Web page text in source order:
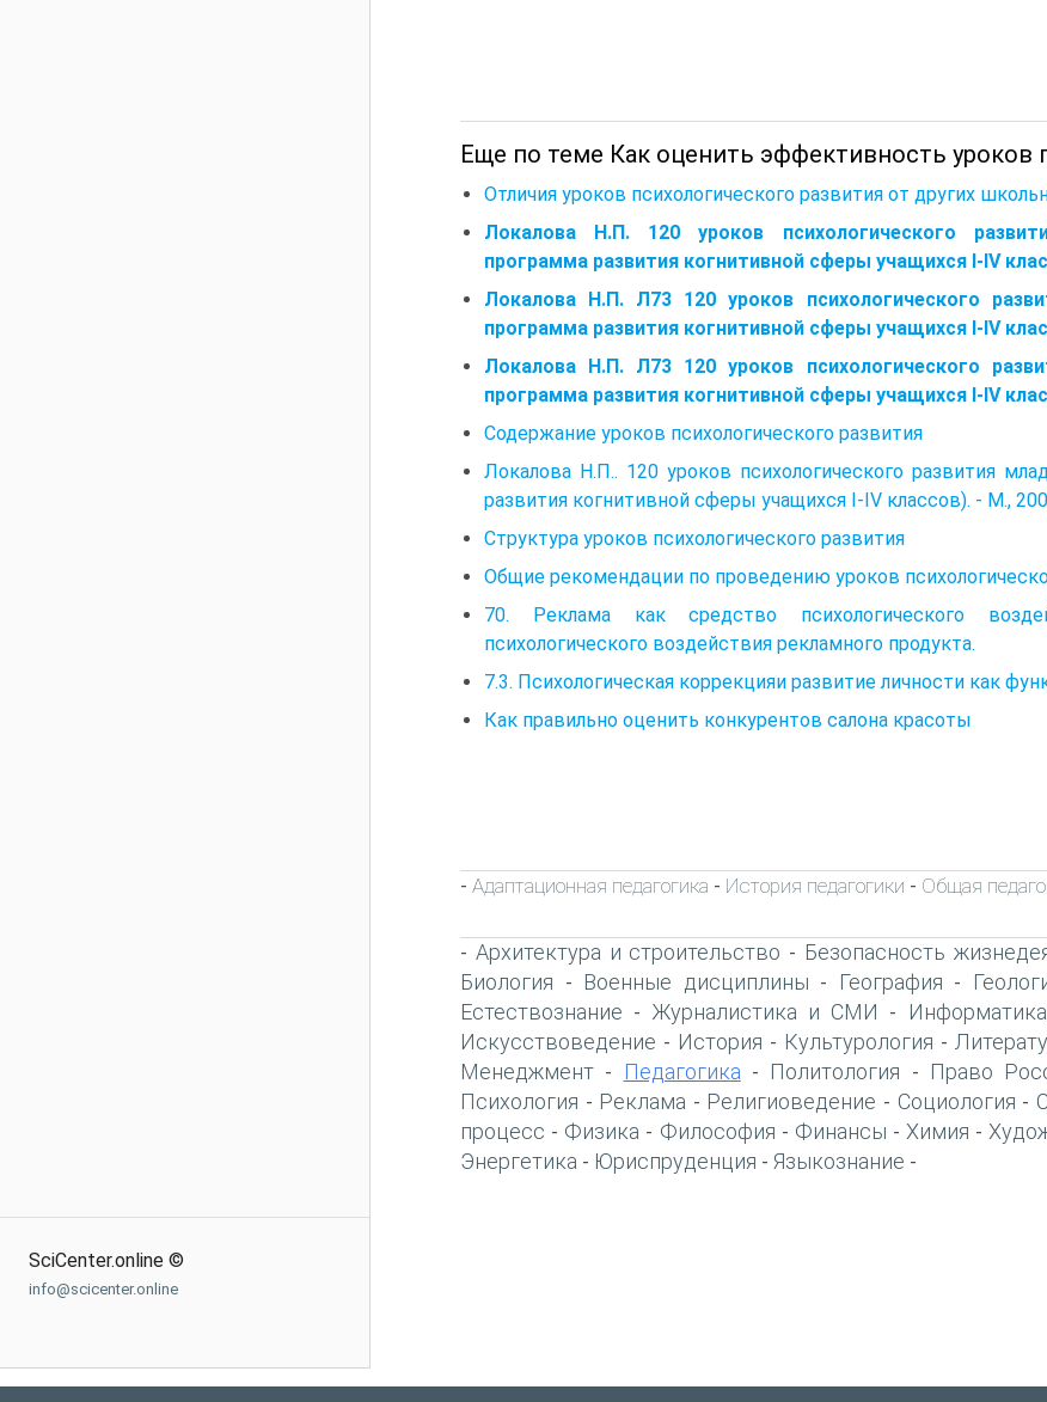
SciCenter.online ©
info@scicenter.online
Еще по теме Как оценить эффективность уроков
Отличия уроков психологического развития от других
Локалова Н.П. 120 уроков психологического
программа развития когнитивной сферы учащихся I-IV
Локалова Н.П. Л73 120 уроков психологического
программа развития когнитивной сферы учащихся I-IV
Локалова Н.П. Л73 120 уроков психологического
программа развития когнитивной сферы учащихся I-IV
Содержание уроков психологического развития
Локалова Н.П.. 120 уроков психологического развития
развития когнитивной сферы учащихся I-IV классов). - М.,
Структура уроков психологического развития
Общие рекомендации по проведению уроков
70. Реклама как средство психологического
психологического воздействия рекламного продукта.
7.3. Психологическая коррекцияи развитие личности как
Как правильно оценить конкурентов салона красоты
- Адаптационная педагогика - История педагогики - Общая
- Архитектура и строительство - Безопасность
Биология - Военные дисциплины - География -
Естествознание - Журналистика и СМИ -
Искусствоведение - История - Культурология -
Менеджмент - Педагогика - Политология - Право
Психология - Реклама - Религиоведение - Социология -
процесс - Физика - Философия - Финансы - Химия -
Энергетика - Юриспруденция - Языкознание -